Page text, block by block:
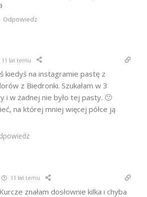
Odpowiedz
11 lat temu
kiedyś na instagramie pastę z
z Biedronki. Szukałam w 3
i w żadnej nie było tej pasty. 🙁
na której mniej więcej półce ją
11 lat temu
znałam dosłownie kilka i chyba